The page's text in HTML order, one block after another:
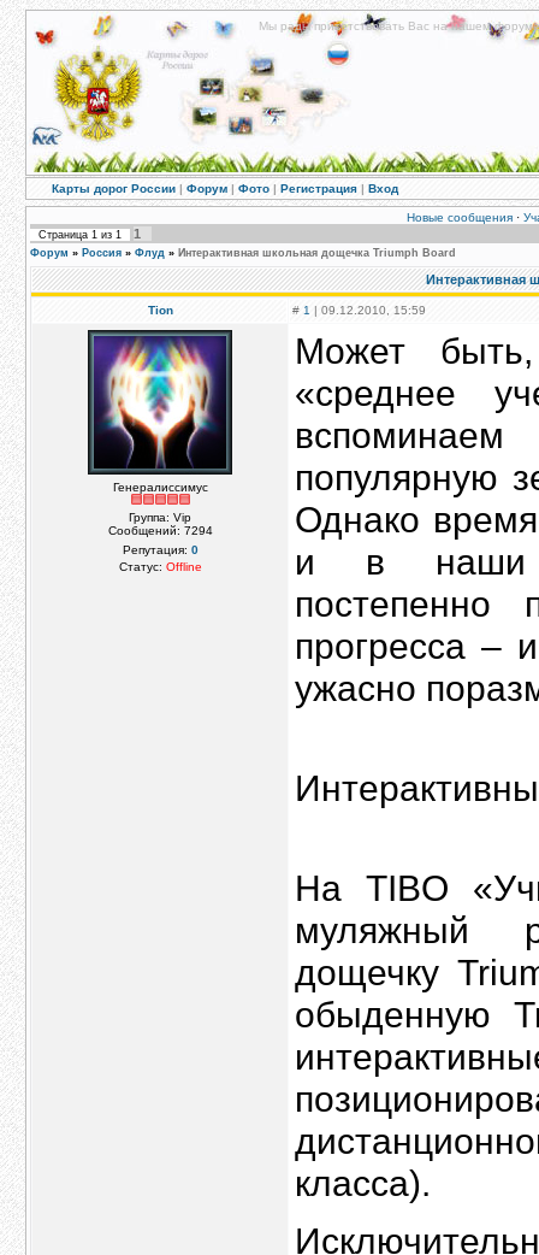
Мы рады приветствовать Вас на нашем
Карты дорог России | Форум | Фото | Регистрация | Вход
Новые сообщения·
Страница 1 из 1 1
Форум » Россия » Флуд » Интерактивная школьная дощечка Triumph Board
Интерактивная
Tion # 1 | 09.12.2010, 15:59
Генералиссимус
Группа: Vip
Сообщений: 7294
Репутация: 0
Статус: Offline
Может
«среднее
популярную
Однако
и в наши
постепенно
прогресса –
ужасно
На TIBO
муляжный
дощечку
обыденную
класса).